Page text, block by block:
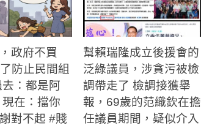
政府不買
防止民間組
：都是阿
在：擋你
對不起 #賤
幫賴瑞隆成立後援會的
泛綠議員，涉貪污被檢
調帶走了 檢調接獲舉
報，69歲的范織欽在擔
任議員期間，疑似介入